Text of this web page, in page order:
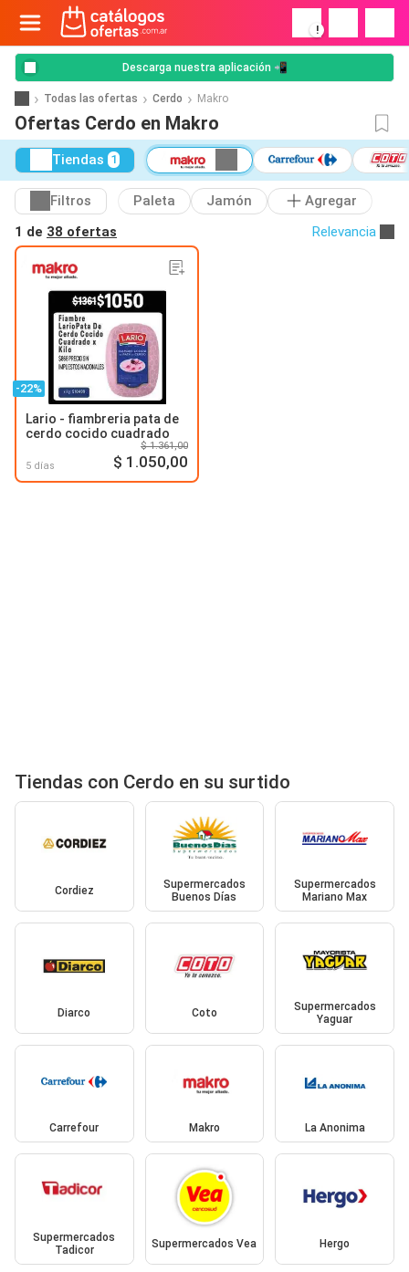
!
Descarga nuestra aplicación 📲
Todas las ofertas Cerdo Makro
Ofertas Cerdo en Makro
Tiendas 1
Filtros Paleta Jamón
Agregar
1 de 38 ofertas Relevancia
-22%
Lario - fiambreria pata de
cerdo cocido cuadrado
5 días
$ 1.361,00
$ 1.050,00
Tiendas con Cerdo en su surtido
Cordiez
Supermercados
Buenos Días
Supermercados
Mariano Max
Diarco Coto
Supermercados
Yaguar
Carrefour Makro La Anonima
Supermercados
Tadicor
Supermercados Vea Hergo